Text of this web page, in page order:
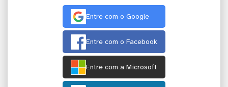
Entre com o Google
Entre com o Facebook
Entre com a Microsoft